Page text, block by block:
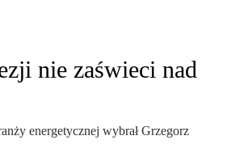
nie zaświeci nad
energetycznej wybrał Grzegorz